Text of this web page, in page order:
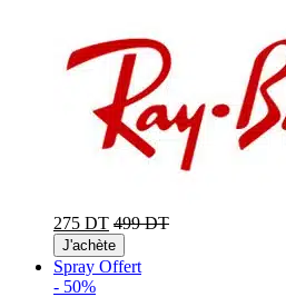
275 DT 499 DT
J'achète
Spray Offert
- 50%